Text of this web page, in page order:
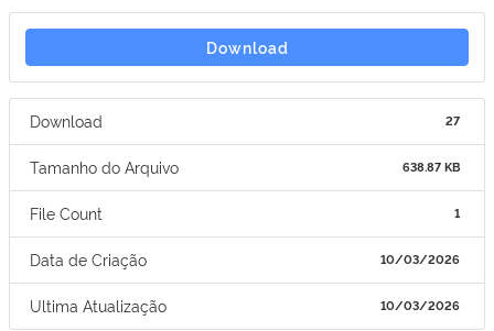
Download
Download 27
Tamanho do Arquivo 638.87 KB
File Count 1
Data de Criação 10/03/2026
Ultima Atualização 10/03/2026